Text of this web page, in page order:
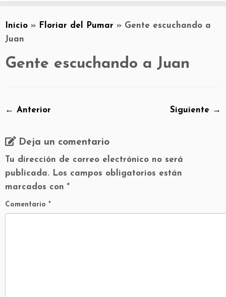
Inicio » Floriar del Pumar » Gente escuchando a
Juan
Gente escuchando a Juan
← Anterior Siguiente →
Deja un comentario
Tu dirección de correo electrónico no será
publicada. Los campos obligatorios están
marcados con *
Comentario *